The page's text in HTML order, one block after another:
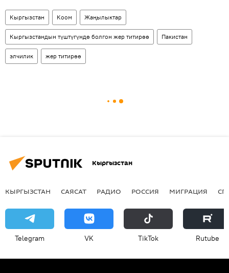
Кыргызстан Коом Жаңылыктар
Кыргызстандын түштүгүндө болгон жер титирөө Пакистан
элчилик жер титирөө
Кыргызстан
КЫРГЫЗСТАН САЯСАТ РАДИО РОССИЯ МИГРАЦИЯ
Telegram VK ТikТоk Rutube